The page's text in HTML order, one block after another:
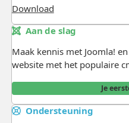
Download
Aan de slag
Maak kennis met Joomla!
website met het populaire
Je
Ondersteuning